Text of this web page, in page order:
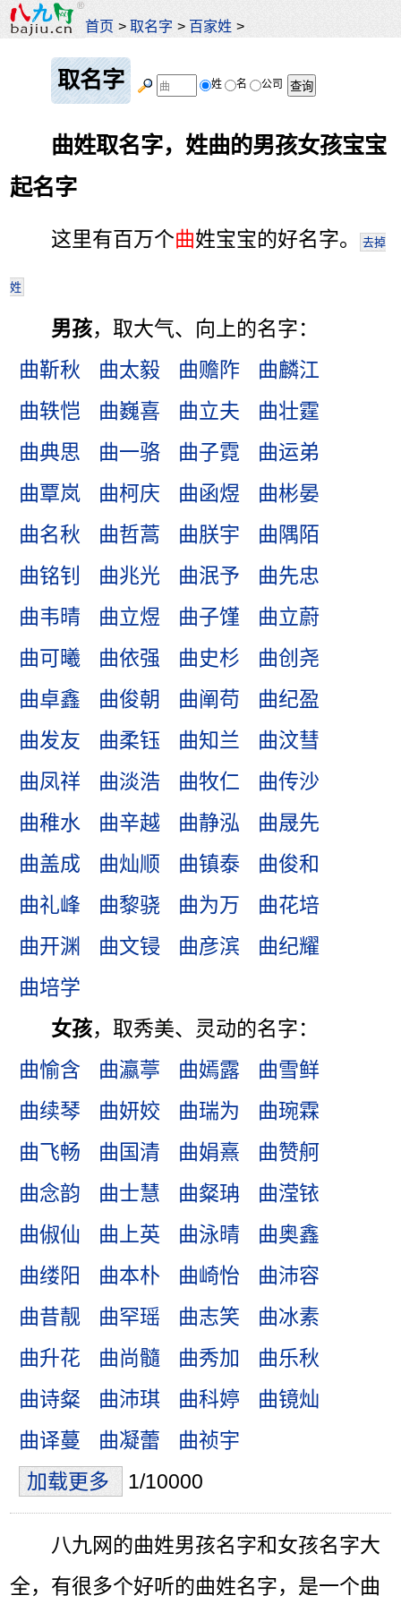
首页 >取名字 > 百家姓 >
取名字 姓 名 公司
曲姓取名字，姓曲的男孩女孩宝宝
起名字
这里有百万个曲姓宝宝的好名字。 去掉
姓
男孩，取大气、向上的名字：
曲靳秋
曲太毅 曲赡阼
曲麟江
曲轶恺
曲巍喜 曲立夫
曲壮霆
曲典思
曲一骆 曲子霓
曲运弟
曲覃岚
曲柯庆 曲函煜
曲彬晏
曲名秋
曲哲蒿 曲朕宇
曲隅陌
曲铭钊
曲兆光 曲泯予
曲先忠
曲韦晴
曲立煜 曲子馑
曲立蔚
曲可曦
曲依强 曲史杉
曲创尧
曲卓鑫
曲俊朝 曲阐苟
曲纪盈
曲发友
曲柔钰 曲知兰
曲汶彗
曲凤祥
曲淡浩 曲牧仁
曲传沙
曲稚水
曲辛越 曲静泓
曲晟先
曲盖成
曲灿顺 曲镇泰
曲俊和
曲礼峰
曲黎骁 曲为万
曲花培
曲开渊
曲文锓 曲彦滨
曲纪耀
曲培学
女孩，取秀美、灵动的名字：
曲愉含
曲瀛葶 曲嫣露
曲雪鲜
曲续琴
曲妍姣 曲瑞为
曲琬霖
曲飞畅
曲国清 曲娟熹
曲赞舸
曲念韵
曲士慧 曲粲珃
曲滢铱
曲俶仙
曲上英 曲泳晴
曲奥鑫
曲缕阳
曲本朴 曲崎怡
曲沛容
曲昔靓
曲罕瑶 曲志笑
曲冰素
曲升花
曲尚髓 曲秀加
曲乐秋
曲诗粲
曲沛琪 曲科婷
曲镜灿
曲译蔓
曲凝蕾
曲祯宇
加载更多
1/10000
八九网的曲姓男孩名字和女孩名字大
全，有很多个好听的曲姓名字，是一个曲